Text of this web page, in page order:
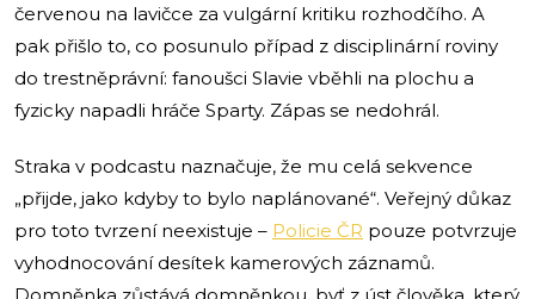
červenou na lavičce za vulgární kritiku rozhodčího. A
pak přišlo to, co posunulo případ z disciplinární roviny
do trestněprávní: fanoušci Slavie vběhli na plochu a
fyzicky napadli hráče Sparty. Zápas se nedohrál.
Straka v podcastu naznačuje, že mu celá sekvence
„přijde, jako kdyby to bylo naplánované“. Veřejný důkaz
pro toto tvrzení neexistuje – Policie ČR pouze potvrzuje
vyhodnocování desítek kamerových záznamů.